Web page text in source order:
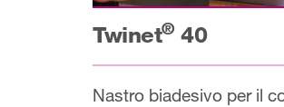
Twinet®40
Nastro biadesivo per il